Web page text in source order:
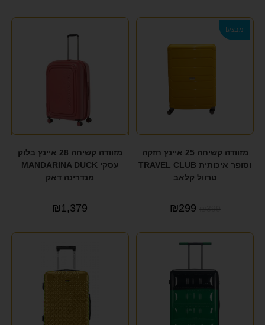
מבצע!
מזוודה קשיחה 25 איינץ חזקה
וסופר איכותית TRAVEL CLUB
טרוול קלאב
₪399
₪299
מזוודה קשיחה 28 איינץ בלוק
עסקי MANDARINA DUCK
מנדרינה דאק
₪1,379